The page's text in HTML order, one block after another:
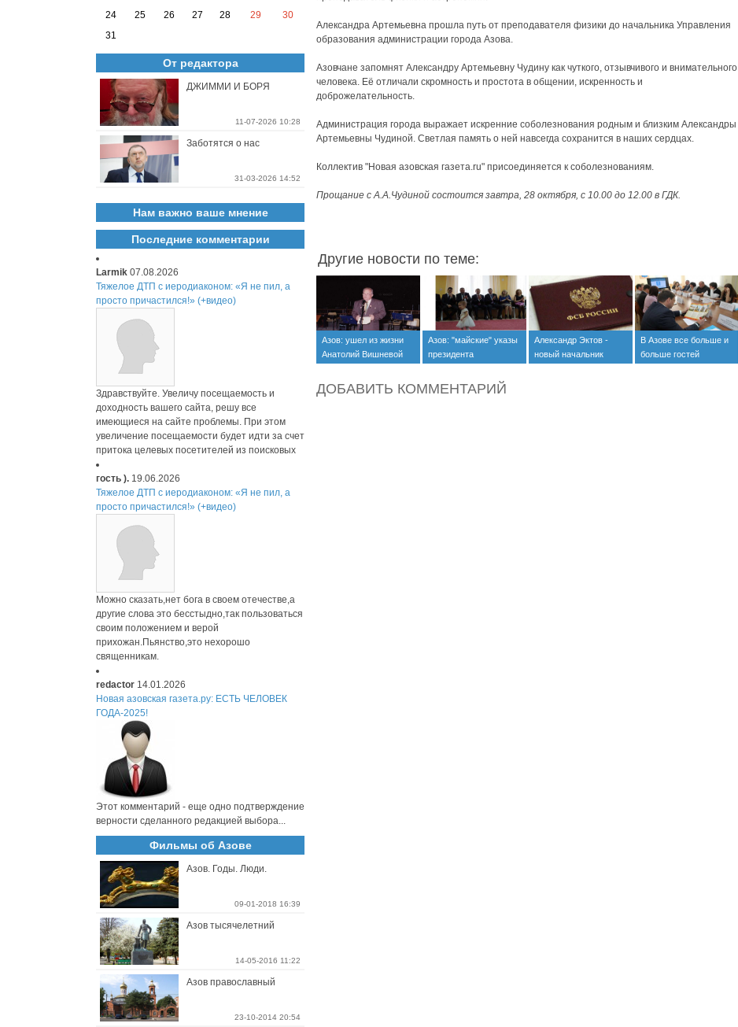
Александра Артемьевна прошла путь от преподавателя физики до начальника Управления
образования администрации города Азова.
Азовчане запомнят Александру Артемьевну Чудину как чуткого, отзывчивого и внимательного
человека. Её отличали скромность и простота в общении, искренность и
доброжелательность.
Администрация города выражает искренние соболезнования родным и близким Александры
Артемьевны Чудиной. Светлая память о ней навсегда сохранится в наших сердцах.
Коллектив "Новая азовская газета.ru" присоединяется к соболезнованиям.
Прощание с А.А.Чудиной состоится завтра, 28 октября, с 10.00 до 12.00 в ГДК.
Другие новости по теме:
Азов: ушел из жизни
Анатолий Вишневой
Азов: "майские" указы
президента
Александр Эктов -
новый начальник
В Азове все больше и
больше гостей
ДОБАВИТЬ КОММЕНТАРИЙ
24
25 26 27 28 29
30
31
От редактора
ДЖИММИ И БОРЯ
11-07-2026 10:28
Заботятся о нас
31-03-2026 14:52
Нам важно ваше мнение
Последние комментарии
Larmik 07.08.2026
Тяжелое ДТП с иеродиаконом: «Я не пил, а
просто причастился!» (+видео)
Здравствуйте. Увеличу посещаемость и
доходность вашего сайта, решу все
имеющиеся на сайте проблемы. При этом
увеличение посещаемости будет идти за счет
притока целевых посетителей из поисковых
гость ). 19.06.2026
Тяжелое ДТП с иеродиаконом: «Я не пил, а
просто причастился!» (+видео)
Можно сказать,нет бога в своем отечестве,а
другие слова это бесстыдно,так пользоваться
своим положением и верой
прихожан.Пьянство,это нехорошо
священникам.
redactor 14.01.2026
Новая азовская газета.ру: ЕСТЬ ЧЕЛОВЕК
ГОДА-2025!
Этот комментарий - еще одно подтверждение
верности сделанного редакцией выбора...
Фильмы об Азове
Азов. Годы. Люди.
09-01-2018 16:39
Азов тысячелетний
14-05-2016 11:22
Азов православный
23-10-2014 20:54